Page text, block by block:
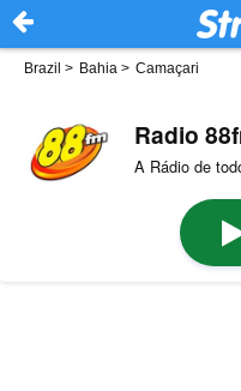
Brazil > Bahia > Camaçari
Radio
A Rádio de